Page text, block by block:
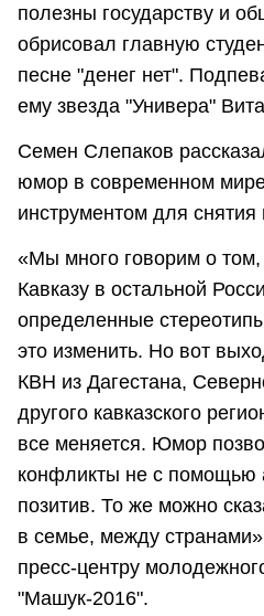
полезны государству и
обрисовал главную
песне "денег нет".
ему звезда "Универа"
Семен Слепаков
юмор в современном
инструментом для
«Мы много говорим о том,
Кавказу в остальной
определенные
это изменить. Но вот
КВН из Дагестана,
другого кавказского
все меняется. Юмор
конфликты не с помощью
позитив. То же можно
в семье, между
пресс-центру
"Машук-2016".